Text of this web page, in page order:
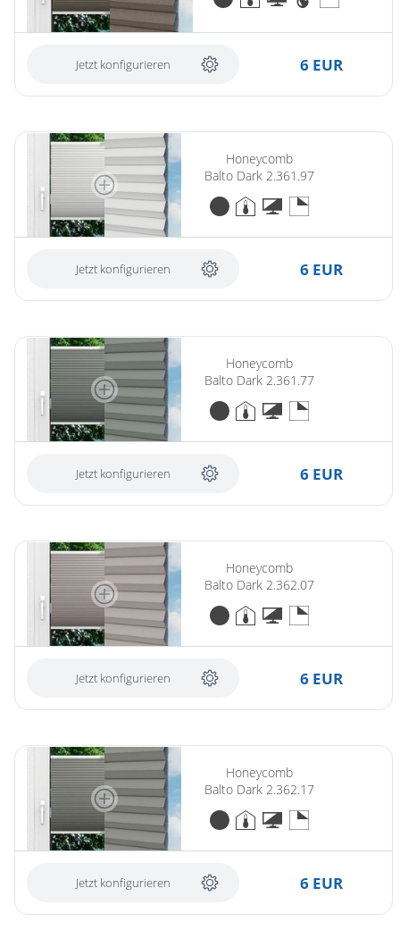
Jetzt konfigurieren 6 EUR
Honeycomb
Balto Dark 2.361.97
Jetzt konfigurieren 6 EUR
Honeycomb
Balto Dark 2.361.77
Jetzt konfigurieren 6 EUR
Honeycomb
Balto Dark 2.362.07
Jetzt konfigurieren 6 EUR
Honeycomb
Balto Dark 2.362.17
Jetzt konfigurieren 6 EUR